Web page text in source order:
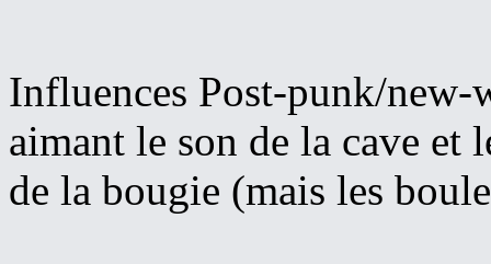
Influences Post-punk/new-
aimant le son de la cave et
de la bougie (mais les